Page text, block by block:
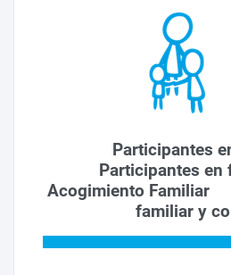
Participantes
Acogimiento
familiar y